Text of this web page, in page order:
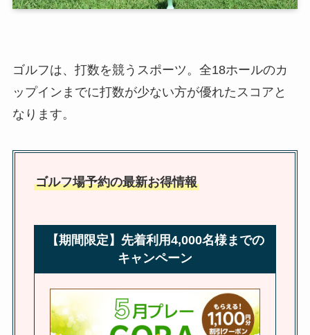
ゴルフは、打数を競うスポーツ。全18ホールのカ
ップインまでに打数が少ない方が優れたスコアと
なります。
ゴルフ場予約の最新お得情報
【期間限定】先着利用4,000名様までの
キャンペーン